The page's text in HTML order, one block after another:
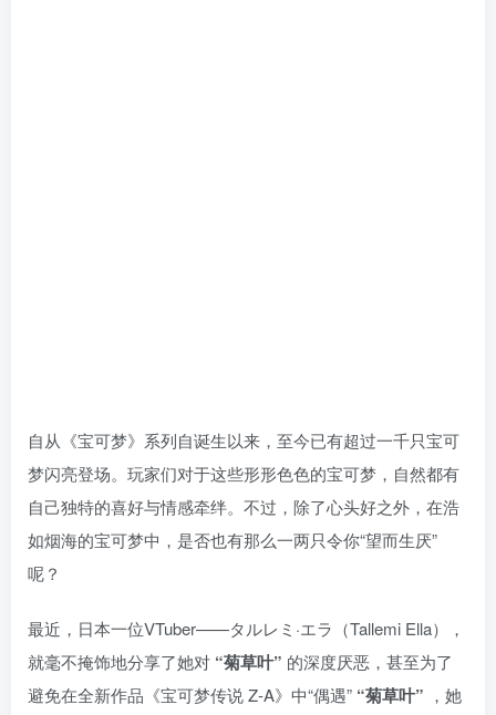
自从《宝可梦》系列自诞生以来，至今已有超过一千只宝可
梦闪亮登场。玩家们对于这些形形色色的宝可梦，自然都有
自己独特的喜好与情感牵绊。不过，除了心头好之外，在浩
如烟海的宝可梦中，是否也有那么一两只令你“望而生厌”
呢？
最近，日本一位VTuber——タルレミ·エラ（Tallemi Ella），
就毫不掩饰地分享了她对 “菊草叶” 的深度厌恶，甚至为了
避免在全新作品《宝可梦传说 Z-A》中“偶遇” “菊草叶” ，她